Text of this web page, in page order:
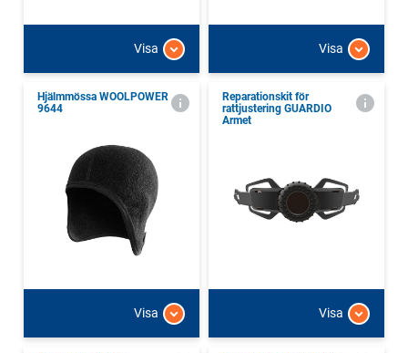
Visa Visa
Hjälmmössa WOOLPOWER
9644
Visa
Reparationskit för
rattjustering GUARDIO
Armet
Visa